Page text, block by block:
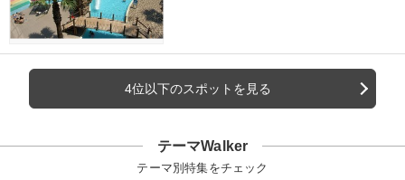
4位以下のスポットを見る
テーマWalker
テーマ別特集をチェック